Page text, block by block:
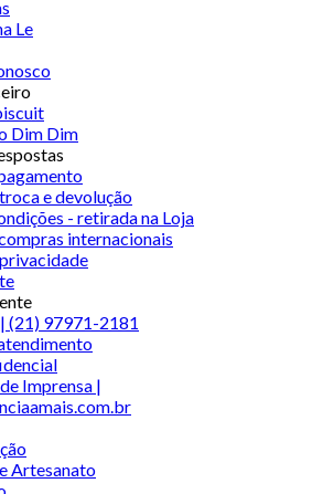
Le
Dim Dim
e devolução
- retirada na Loja
internacionais
(21) 97971-2181
Imprensa |
Artesanato